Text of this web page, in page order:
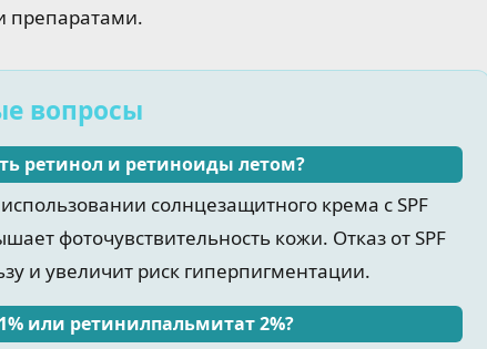
препаратами.
вопросы
ретинол и ретиноиды летом?
солнцезащитного крема с SPF
фоточувствительность кожи. Отказ от SPF
и увеличит риск гиперпигментации.
или ретинилпальмитат 2%?